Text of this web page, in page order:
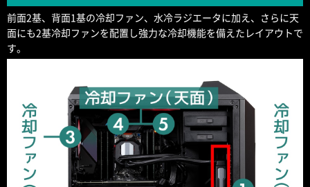
前面2基、背面1基の冷却ファン、水冷ラジエータに加え、さらに天
面にも2基冷却ファンを配置し強力な冷却機能を備えたレイアウトで
す。